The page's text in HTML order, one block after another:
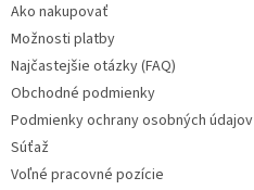
Ako nakupovať
Možnosti platby
Najčastejšie otázky (FAQ)
Obchodné podmienky
Podmienky ochrany osobných údajov
Súťaž
Voľné pracovné pozície